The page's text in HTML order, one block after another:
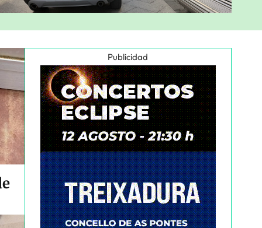
Publicidad